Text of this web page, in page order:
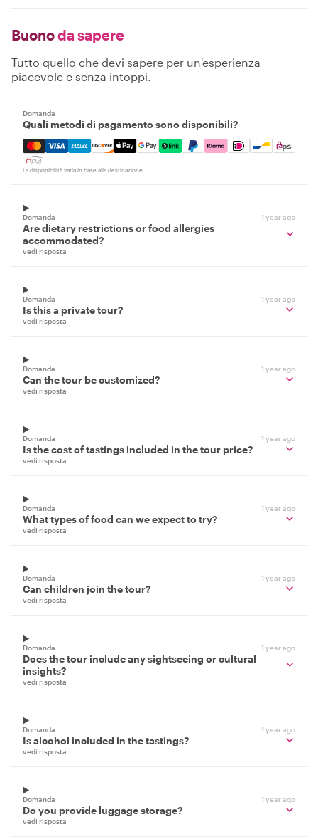
Buonoda sapere
Tutto quello che devi sapere per un'esperienza
piacevole e senza intoppi.
Domanda
Quali metodi di pagamento sono disponibili?
Mastercard, Visa, Amex, Discover, Apple Pay, Google
La disponibilità varia in base alla destinazione
Domanda 1 year ago
Are dietary restrictions or food allergies
accommodated?
vedi risposta
Domanda 1 year ago
Is this a private tour?
vedi risposta
Domanda 1 year ago
Can the tour be customized?
vedi risposta
Domanda 1 year ago
Is the cost of tastings included in the tour price?
vedi risposta
Domanda 1 year ago
What types of food can we expect to try?
vedi risposta
Domanda 1 year ago
Can children join the tour?
vedi risposta
Domanda 1 year ago
Does the tour include any sightseeing or cultural
insights?
vedi risposta
Domanda 1 year ago
Is alcohol included in the tastings?
vedi risposta
Domanda 1 year ago
Do you provide luggage storage?
vedi risposta